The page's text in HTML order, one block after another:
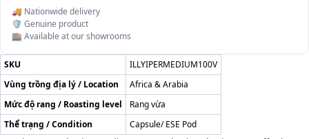
🚚 Nationwide delivery
🛡️ Genuine product
🏬 Available at our showrooms
SKU
ILLYIPERMEDIUM100V
Vùng trồng địa lý / Location
Africa & Arabia
Mức độ rang / Roasting level
Rang vừa
Thể trạng / Condition
Capsule/ ESE Pod